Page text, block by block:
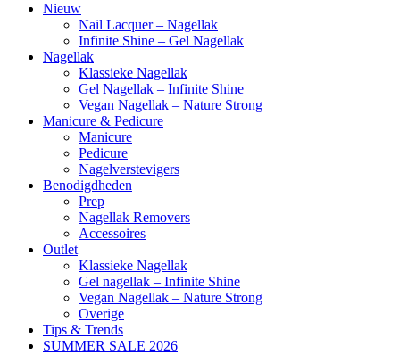
Nieuw
Nail Lacquer – Nagellak
Infinite Shine – Gel Nagellak
Nagellak
Klassieke Nagellak
Gel Nagellak – Infinite Shine
Vegan Nagellak – Nature Strong
Manicure & Pedicure
Manicure
Pedicure
Nagelverstevigers
Benodigdheden
Prep
Nagellak Removers
Accessoires
Outlet
Klassieke Nagellak
Gel nagellak – Infinite Shine
Vegan Nagellak – Nature Strong
Overige
Tips & Trends
SUMMER SALE 2026